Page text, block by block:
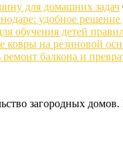
для домашних задач
удобное
обучения детей
ковры на резиновой
балкона и
загородных домов.